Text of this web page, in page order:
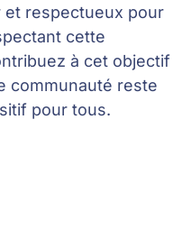
et respectueux pour
cette
à cet objectif
communauté reste
pour tous.